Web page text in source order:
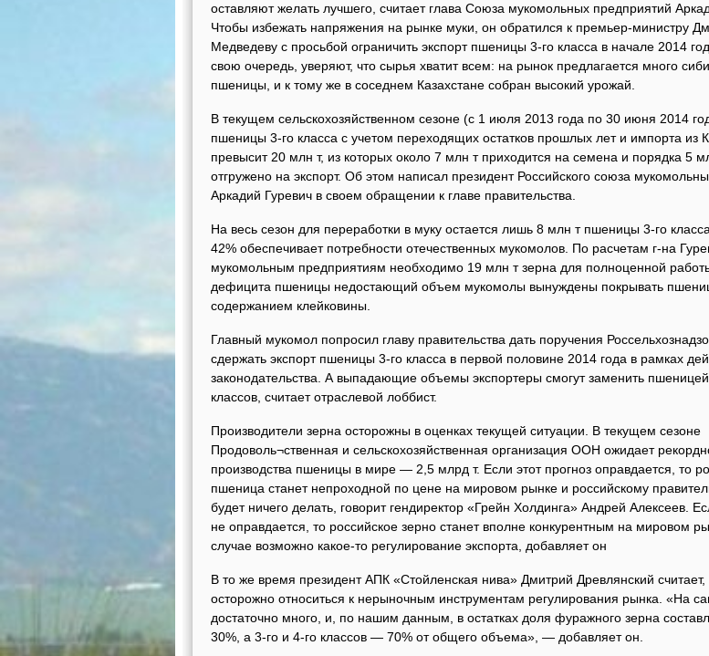
оставляют желать лучшего, считает глава Союза мукомольных предприятий
Чтобы избежать напряжения на рынке муки, он обратился к премьер-министру
Медведеву с просьбой ограничить экспорт пшеницы 3-го класса в начале 2014
свою очередь, уверяют, что сырья хватит всем: на рынок предлагается много
пшеницы, и к тому же в соседнем Казахстане собран высокий урожай.
В текущем сельскохозяйственном сезоне (с 1 июля 2013 года по 30 июня 2014
пшеницы 3-го класса с учетом переходящих остатков прошлых лет и импорта из
превысит 20 млн т, из которых около 7 млн т приходится на семена и порядка 5
отгружено на экспорт. Об этом написал президент Российского союза
Аркадий Гуревич в своем обращении к главе правительства.
На весь сезон для переработки в муку остается лишь 8 млн т пшеницы 3-го
42% обеспечивает потребности отечественных мукомолов. По расчетам г-на
мукомольным предприятиям необходимо 19 млн т зерна для полноценной
дефицита пшеницы недостающий объем мукомолы вынуждены покрывать
содержанием клейковины.
Главный мукомол попросил главу правительства дать поручения
сдержать экспорт пшеницы 3-го класса в первой половине 2014 года в рамках
законодательства. А выпадающие объемы экспортеры смогут заменить
классов, считает отраслевой лоббист.
Производители зерна осторожны в оценках текущей ситуации. В текущем сезоне
Продоволь¬ственная и сельскохозяйственная организация ООН ожидает
производства пшеницы в мире — 2,5 млрд т. Если этот прогноз оправдается, то
пшеница станет непроходной по цене на мировом рынке и российскому
будет ничего делать, говорит гендиректор «Грейн Холдинга» Андрей Алексеев.
не оправдается, то российское зерно станет вполне конкурентным на мировом
случае возможно какое-то регулирование экспорта, добавляет он
В то же время президент АПК «Стойленская нива» Дмитрий Древлянский считает,
осторожно относиться к нерыночным инструментам регулирования рынка. «На
достаточно много, и, по нашим данным, в остатках доля фуражного зерна
30%, а 3-го и 4-го классов — 70% от общего объема», — добавляет он.